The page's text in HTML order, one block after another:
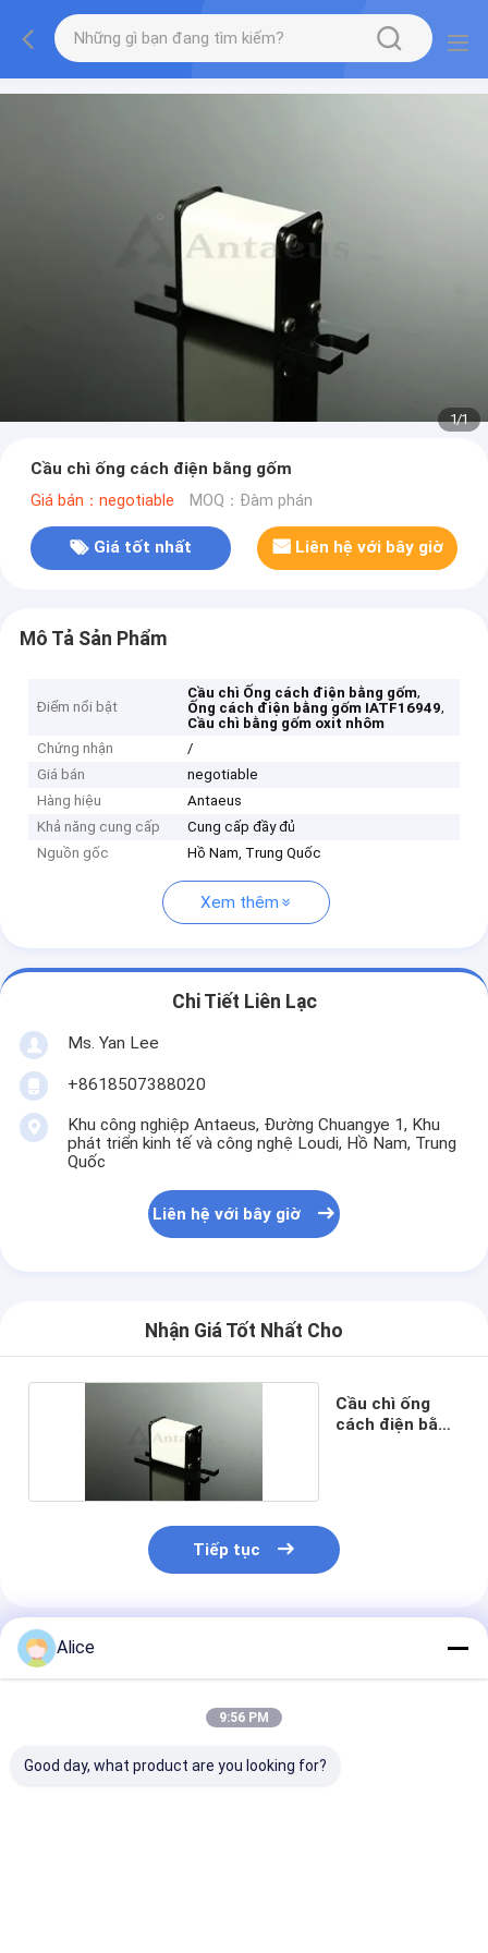
1/1
Cầu chì ống cách điện bằng gốm
Giá bán：negotiable MOQ：Đàm phán
Giá tốt nhất Liên hệ với bây giờ
Mô Tả Sản Phẩm
Điểm nổi bật
Cầu chì Ống cách điện bằng gốm,
Ống cách điện bằng gốm IATF16949,
Cầu chì bằng gốm oxit nhôm
Chứng nhận
/
Giá bán
negotiable
Hàng hiệu
Antaeus
Khả năng cung cấp
Cung cấp đầy đủ
Nguồn gốc
Hồ Nam, Trung Quốc
Xem thêm
Chi Tiết Liên Lạc
Ms. Yan Lee
+8618507388020
Khu công nghiệp Antaeus, Đường Chuangye 1, Khu
phát triển kinh tế và công nghệ Loudi, Hồ Nam, Trung
Quốc
Liên hệ với bây giờ
Nhận Giá Tốt Nhất Cho
Cầu chì ống
cách điện bằng
Tiếp tục
Sản Phẩm Khuyến Cáo
Alice
9:56 PM
Good day, what product are you looking for?